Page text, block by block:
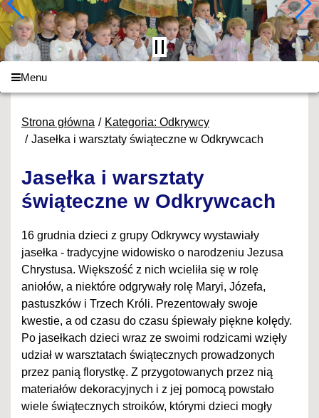
Menu
Strona główna
Kategoria: Odkrywcy
Jasełka i warsztaty świąteczne w Odkrywcach
Jasełka i warsztaty
świąteczne w Odkrywcach
16 grudnia dzieci z grupy Odkrywcy wystawiały
jasełka - tradycyjne widowisko o narodzeniu Jezusa
Chrystusa. Większość z nich wcieliła się w rolę
aniołów, a niektóre odgrywały rolę Maryi, Józefa,
pastuszków i Trzech Króli. Prezentowały swoje
kwestie, a od czasu do czasu śpiewały piękne kolędy.
Po jasełkach dzieci wraz ze swoimi rodzicami wzięły
udział w warsztatach świątecznych prowadzonych
przez panią florystkę. Z przygotowanych przez nią
materiałów dekoracyjnych i z jej pomocą powstało
wiele świątecznych stroików, którymi dzieci mogły